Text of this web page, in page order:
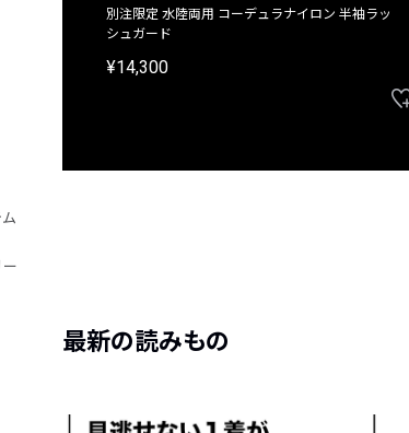
別注限定 水陸両用 コーデュラナイロン 半袖ラッ
シュガード
¥14,300
最新の読みもの